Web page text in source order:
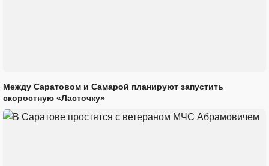
Между Саратовом и Самарой планируют запустить
скоростную «Ласточку»